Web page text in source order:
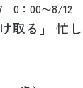
0：00〜8/12
取る」